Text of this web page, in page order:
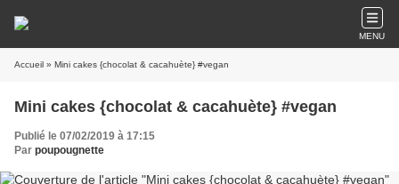
MENU
Accueil » Mini cakes {chocolat & cacahuète} #vegan
Mini cakes {chocolat & cacahuète} #vegan
Publié le 07/02/2019 à 17:15
Par poupougnette